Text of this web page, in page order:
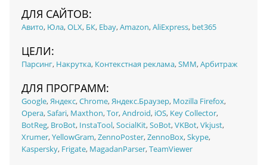
ДЛЯ САЙТОВ:
Авито, Юла,OLX, БК, Ebay,Amazon,AliExpress, bet365
ЦЕЛИ:
Парсинг, Накрутка, Контекстная реклама,SMM,Арбитраж
ДЛЯ ПРОГРАММ:
Google,Яндекс,Chrome,Яндекс.Браузер, Mozilla Firefox,
Opera,Safari, Maxthon,Tor,Android, iOS, Key Collector,
BotReg, BroBot, InstaTool,SocialKit,SoBot,VKBot,Vkjust,
Xrumer,YellowGram,ZennoPoster,ZennoBox,Skype,
Kaspersky, Frigate, MagadanParser,TeamViewer